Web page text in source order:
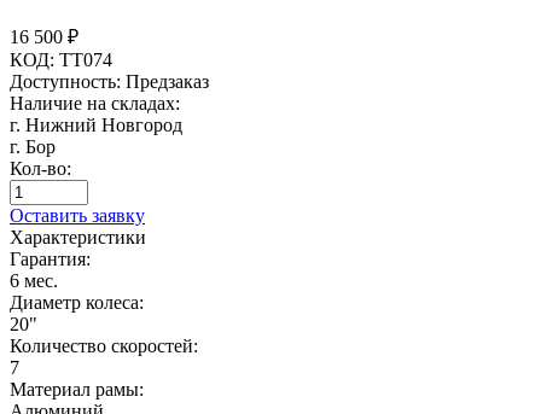
16 500 ₽
КОД: TT074
Доступность: Предзаказ
Наличие на складах:
г. Нижний Новгород
г. Бор
Кол-во:
Оставить заявку
Характеристики
Гарантия:
6 мес.
Диаметр колеса:
20"
Количество скоростей:
7
Материал рамы: